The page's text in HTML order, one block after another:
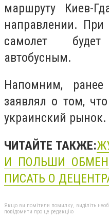
маршруту Киев-
направлении.
самолет
автобусным.
Напомним,
заявлял о том,
украинский рынок.
ЧИТАЙТЕ ТАКЖЕ:
И ПОЛЬШИ
ПИСАТЬ О
Якщо ви помітили помилку, виділіть
повідомити про це редакцію